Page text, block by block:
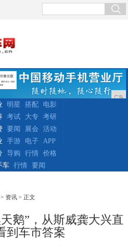
广告
明星 搭配
电影
考试 大专
考研
要闻 展会
活动
手游 电子
APP
导购 行情
价格
车
行情 要闻
> 资讯 > 正文
鹅”，从斯威龚大兴直
到车市答案